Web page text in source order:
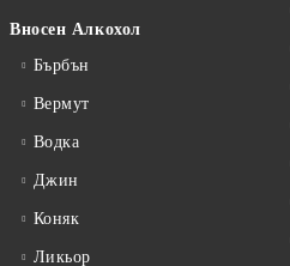
Вносен Алкохол
Бърбън
Вермут
Водка
Джин
Коняк
Ликьор